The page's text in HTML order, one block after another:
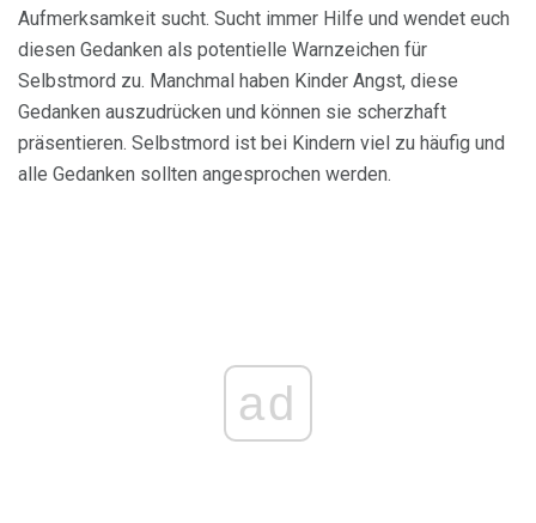
Aufmerksamkeit sucht. Sucht immer Hilfe und wendet euch
diesen Gedanken als potentielle Warnzeichen für
Selbstmord zu. Manchmal haben Kinder Angst, diese
Gedanken auszudrücken und können sie scherzhaft
präsentieren. Selbstmord ist bei Kindern viel zu häufig und
alle Gedanken sollten angesprochen werden.
ad